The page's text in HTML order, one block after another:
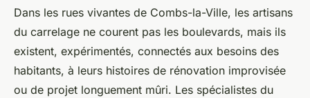
Dans les rues vivantes de Combs-la-Ville, les artisans
du carrelage ne courent pas les boulevards, mais ils
existent, expérimentés, connectés aux besoins des
habitants, à leurs histoires de rénovation improvisée
ou de projet longuement mûri. Les spécialistes du